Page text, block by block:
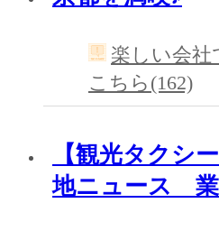
楽しい会社
こちら(162)
【観光タクシ
地ニュース 業